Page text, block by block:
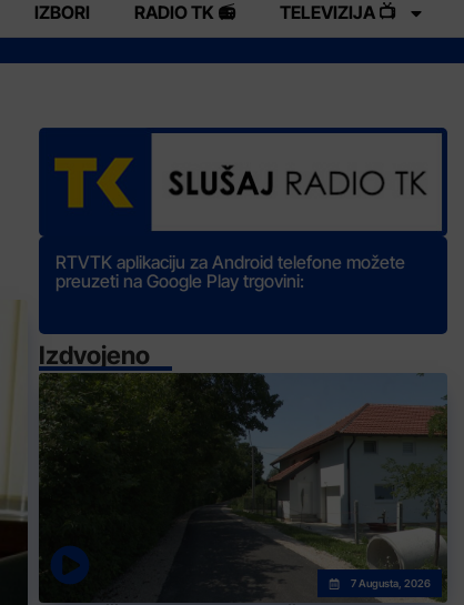
IZBORI RADIO TK 📻
TELEVIZIJA 📺
RTVTK aplikaciju za Android telefone možete
preuzeti na Google Play trgovini:
Izdvojeno
7 Augusta, 2026